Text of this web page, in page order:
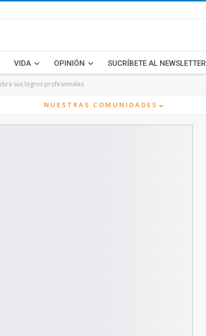
VIDA OPINIÓN SUCRÍBETE AL NEWSLETTER
sus logros profesionales
NUESTRAS COMUNIDADES ⌄